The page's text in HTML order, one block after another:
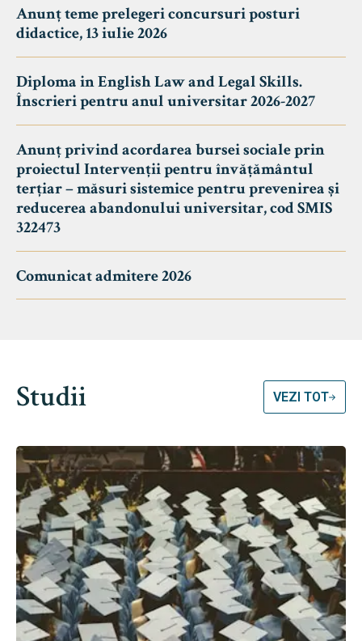
Anunț teme prelegeri concursuri posturi
didactice, 13 iulie 2026
Diploma in English Law and Legal Skills.
Înscrieri pentru anul universitar 2026-2027
Anunț privind acordarea bursei sociale prin
proiectul Intervenții pentru învățământul
terțiar – măsuri sistemice pentru prevenirea și
reducerea abandonului universitar, cod SMIS
322473
Comunicat admitere 2026
Studii VEZI TOT